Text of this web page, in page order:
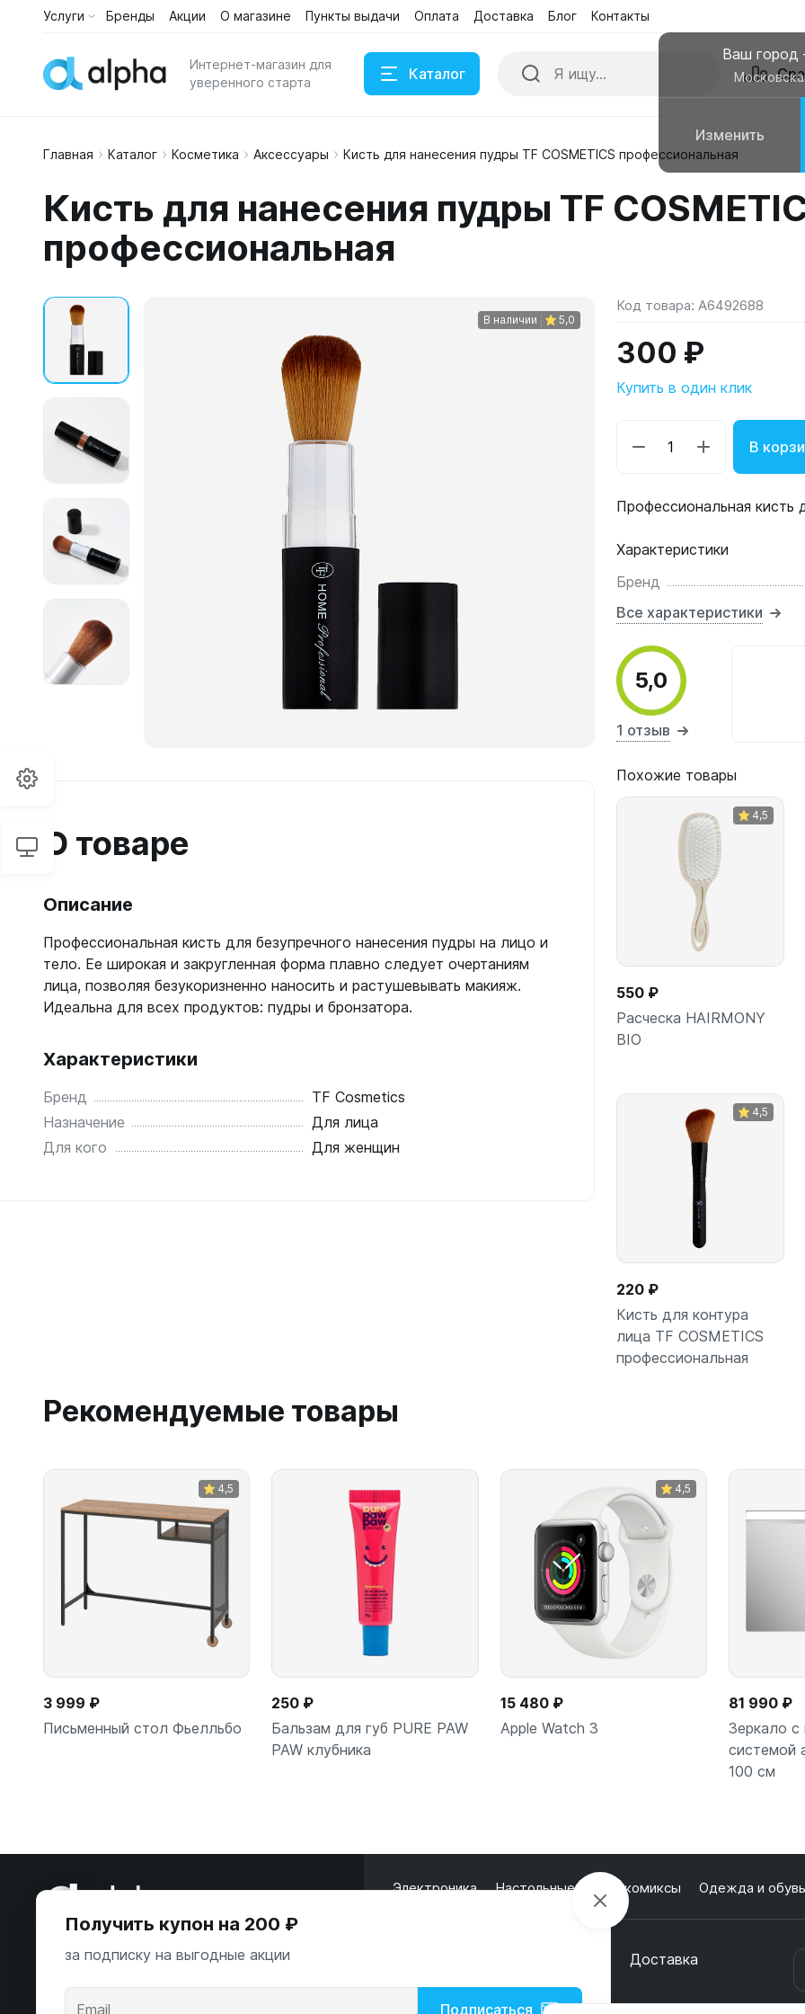
Услуги Бренды Акции О магазине Пункты выдачи Оплата Доставка Блог Контакты
Ваш
Изменить
Интернет-магазин для
уверенного старта
Каталог
Наушники
Портативные колонки
Умные часы
Чехлы для смартфонов
Главная Каталог Косметика Аксессуары Кисть для нанесения пудры TF COSMETICS профессиональная
Кисть для нанесения пудры TF
профессиональная
В наличии 5,0
Код товара: A6492688
300 ₽
Купить в один клик
В
Профессиональная кисть
Характеристики
Бренд
Все характеристики
5,0
1 отзыв
Похожие товары
4,5
В корзину
550 ₽
Расческа HAIRMONY
BIO
4,5
220 ₽
Кисть для контура
лица TF COSMETICS
профессиональная
О товаре
Описание
Профессиональная кисть для безупречного нанесения пудры на лицо и
тело. Ее широкая и закругленная форма плавно следует очертаниям
лица, позволяя безукоризненно наносить и растушевывать макияж.
Идеальна для всех продуктов: пудры и бронзатора.
Характеристики
Бренд
TF Cosmetics
Назначение
Для лица
Для кого
Для женщин
Рекомендуемые товары
4,5
В корзину
3 999 ₽
Письменный стол Фьелльбо
В корзину
250 ₽
Бальзам для губ PURE PAW
PAW клубника
4,5
Подробнее
15 480 ₽
Apple Watch 3
81 990 ₽
Зеркало с
системой
100 см
ООО «Некстайп» 2026 © Все права
защищены
Андропова пр-т, 22
Электроника Настольные игры и комиксы Одежда и обувь
Доставка
Получить купон на 200 ₽
за подписку на выгодные акции
Подписаться